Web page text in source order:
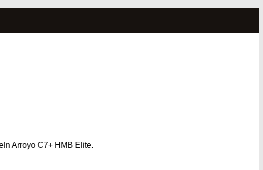
Arroyo C7+ HMB Elite.